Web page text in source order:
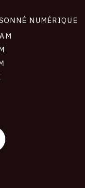
NUMÉRIQUE